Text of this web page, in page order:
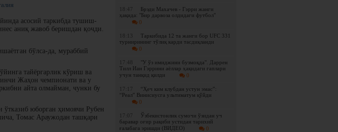
18:47
Брэди Махачев - Гэрри жанги
ҳақида: "Бир дарвоза олдидаги футбол"
0
18:13
Таркибида 12 та жанги бор UFC 331
турнирининг тўлиқ карди тасдиқланди
0
17:48
"У ўз имиджини бузмоқда". Даррен
Тилл Иан Гэррини аёллар ҳақидаги гаплари
учун танқид қилди
0
17:17
“Ҳеч ким клубдан устун эмас”:
“Реал” Винисиусга ультиматум қўйди
0
17:07
Ўзбекистонлик сумочи ўзидан уч
баравар оғир рақиби устидан тарихий
ғалабага эришди (ВИДЕО)
0
асосий таркибда тушиш-
аниқ жавоб беришдан қочди.
бўлса-да, мураббий
тайёргарлик кўриш ва
Жаҳон чемпионати ва у
айта олмайман, чунки бу
юборган ҳимоячи Рубен
Томас Араужодан ташқари